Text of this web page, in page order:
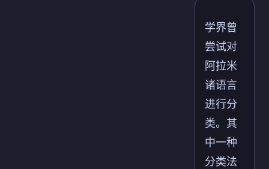
学界曾
尝试对
阿拉米
诸语言
进行分
类。其
中一种
分类法